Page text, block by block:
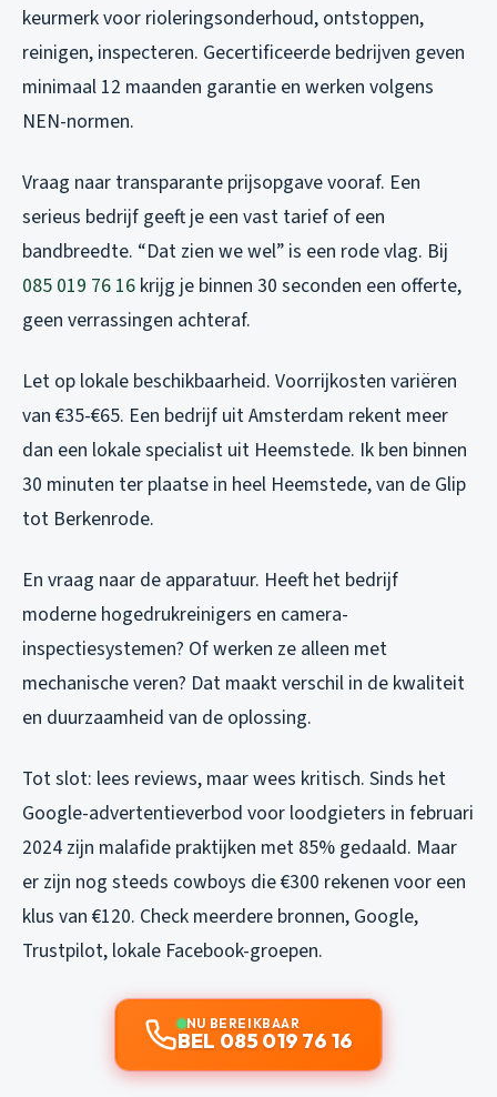
keurmerk voor rioleringsonderhoud, ontstoppen,
reinigen, inspecteren. Gecertificeerde bedrijven geven
minimaal 12 maanden garantie en werken volgens
NEN-normen.
Vraag naar transparante prijsopgave vooraf. Een
serieus bedrijf geeft je een vast tarief of een
bandbreedte. “Dat zien we wel” is een rode vlag. Bij
085 019 76 16 krijg je binnen 30 seconden een offerte,
geen verrassingen achteraf.
Let op lokale beschikbaarheid. Voorrijkosten variëren
van €35-€65. Een bedrijf uit Amsterdam rekent meer
dan een lokale specialist uit Heemstede. Ik ben binnen
30 minuten ter plaatse in heel Heemstede, van de Glip
tot Berkenrode.
En vraag naar de apparatuur. Heeft het bedrijf
moderne hogedrukreinigers en camera-
inspectiesystemen? Of werken ze alleen met
mechanische veren? Dat maakt verschil in de kwaliteit
en duurzaamheid van de oplossing.
Tot slot: lees reviews, maar wees kritisch. Sinds het
Google-advertentieverbod voor loodgieters in februari
2024 zijn malafide praktijken met 85% gedaald. Maar
er zijn nog steeds cowboys die €300 rekenen voor een
klus van €120. Check meerdere bronnen, Google,
Trustpilot, lokale Facebook-groepen.
NU BEREIKBAAR
BEL 085 019 76 16